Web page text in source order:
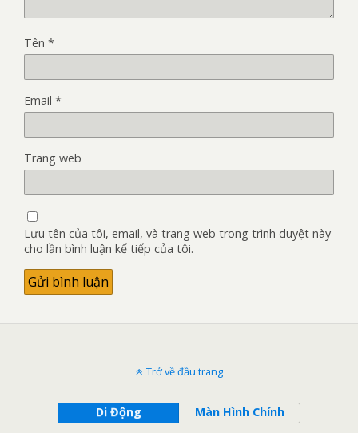
Tên *
Email *
Trang web
Lưu tên của tôi, email, và trang web trong trình duyệt này
cho lần bình luận kế tiếp của tôi.
Trở về đầu trang
Di Động Màn Hình Chính